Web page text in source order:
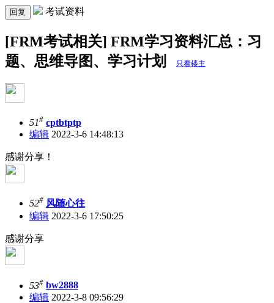
回复 考试资料
[FRM考试相关] FRM学习资料汇总：习
题、思维导图、学习计划
只看楼主
51# cptbtptp
编辑 2022-3-6 14:48:13
感谢分享！
52# 风随心往
编辑 2022-3-6 17:50:25
感谢分享
53# bw2888
编辑 2022-3-8 09:56:29